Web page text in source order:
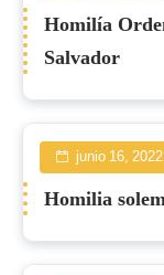
Homilía
Salvador
junio 16, 2022
Homilia